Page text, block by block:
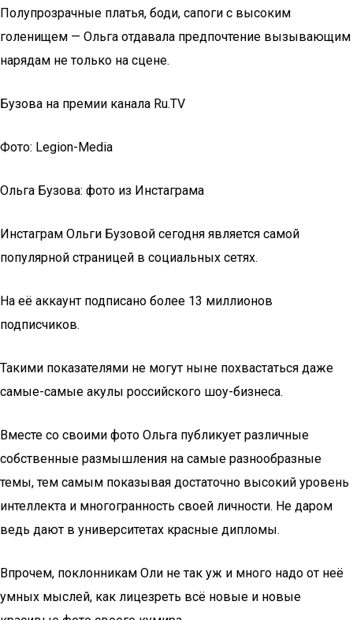
Полупрозрачные платья, боди, сапоги с высоким
голенищем — Ольга отдавала предпочтение вызывающим
нарядам не только на сцене.
Бузова на премии канала Ru.TV
Фото: Legion-Media
Ольга Бузова: фото из Инстаграма
Инстаграм Ольги Бузовой сегодня является самой
популярной страницей в социальных сетях.
На её аккаунт подписано более 13 миллионов
подписчиков.
Такими показателями не могут ныне похвастаться даже
самые-самые акулы российского шоу-бизнеса.
Вместе со своими фото Ольга публикует различные
собственные размышления на самые разнообразные
темы, тем самым показывая достаточно высокий уровень
интеллекта и многогранность своей личности. Не даром
ведь дают в университетах красные дипломы.
Впрочем, поклонникам Оли не так уж и много надо от неё
умных мыслей, как лицезреть всё новые и новые